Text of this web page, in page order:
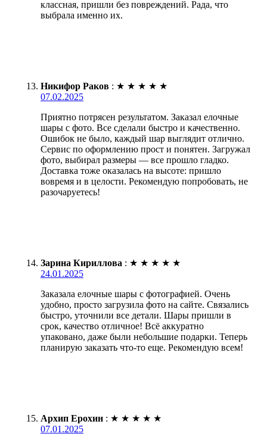
классная, пришли без повреждений. Рада, что
выбрала именно их.
Никифор Раков : ★ ★ ★ ★ ★
07.02.2025
Приятно потрясен результатом. Заказал елочные
шары с фото. Все сделали быстро и качественно.
Ошибок не было, каждый шар выглядит отлично.
Сервис по оформлению прост и понятен. Загружал
фото, выбирал размеры — все прошло гладко.
Доставка тоже оказалась на высоте: пришло
вовремя и в целости. Рекомендую попробовать, не
разочаруетесь!
Зарина Кириллова : ★ ★ ★ ★ ★
24.01.2025
Заказала елочные шары с фотографией. Очень
удобно, просто загрузила фото на сайте. Связались
быстро, уточнили все детали. Шары пришли в
срок, качество отличное! Всё аккуратно
упаковано, даже были небольшие подарки. Теперь
планирую заказать что-то еще. Рекомендую всем!
Архип Ерохин : ★ ★ ★ ★ ★
07.01.2025